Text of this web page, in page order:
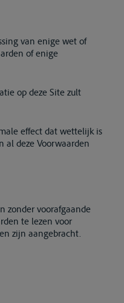
van enige wet of
of enige
op deze Site zult
effect dat wettelijk is
al deze Voorwaarden
zonder voorafgaande
te lezen voor
zijn aangebracht.